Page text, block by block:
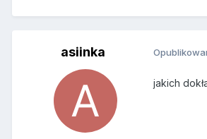
asiinka
jakich